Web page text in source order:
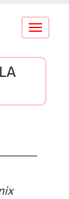
Conmutar